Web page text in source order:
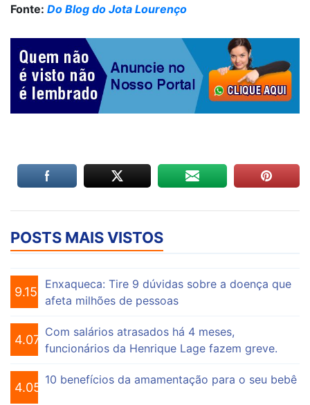
Fonte: Do Blog do Jota Lourenço
POSTS MAIS VISTOS
9.155
Enxaqueca: Tire 9 dúvidas sobre a doença que
afeta milhões de pessoas
4.075
Com salários atrasados há 4 meses,
funcionários da Henrique Lage fazem greve.
4.056
10 benefícios da amamentação para o seu bebê